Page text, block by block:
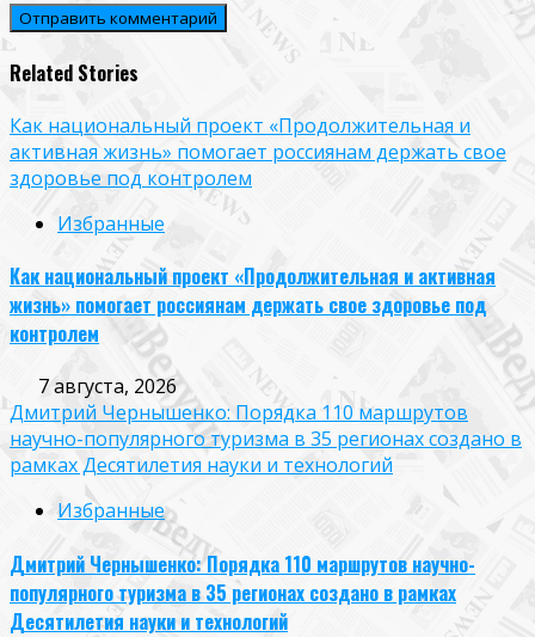
Related Stories
Как национальный проект «Продолжительная и
активная жизнь» помогает россиянам держать свое
здоровье под контролем
Избранные
Как национальный проект «Продолжительная и активная
жизнь» помогает россиянам держать свое здоровье под
контролем
7 августа, 2026
Дмитрий Чернышенко: Порядка 110 маршрутов
научно-популярного туризма в 35 регионах создано в
рамках Десятилетия науки и технологий
Избранные
Дмитрий Чернышенко: Порядка 110 маршрутов научно-
популярного туризма в 35 регионах создано в рамках
Десятилетия науки и технологий